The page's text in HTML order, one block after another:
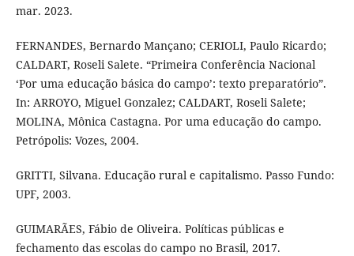
mar. 2023.
FERNANDES, Bernardo Mançano; CERIOLI, Paulo Ricardo;
CALDART, Roseli Salete. “Primeira Conferência Nacional
‘Por uma educação básica do campo’: texto preparatório”.
In: ARROYO, Miguel Gonzalez; CALDART, Roseli Salete;
MOLINA, Mônica Castagna. Por uma educação do campo.
Petrópolis: Vozes, 2004.
GRITTI, Silvana. Educação rural e capitalismo. Passo Fundo:
UPF, 2003.
GUIMARÃES, Fábio de Oliveira. Políticas públicas e
fechamento das escolas do campo no Brasil, 2017.